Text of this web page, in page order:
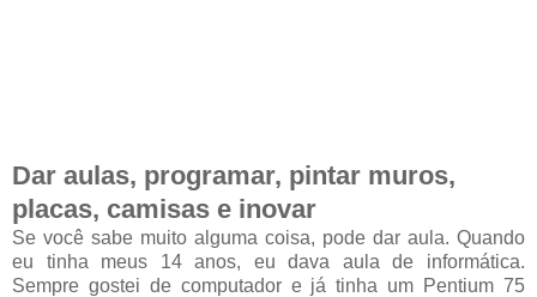
Dar aulas, programar, pintar muros,
placas, camisas e inovar
Se você sabe muito alguma coisa, pode dar aula. Quando
eu tinha meus 14 anos, eu dava aula de informática.
Sempre gostei de computador e já tinha um Pentium 75